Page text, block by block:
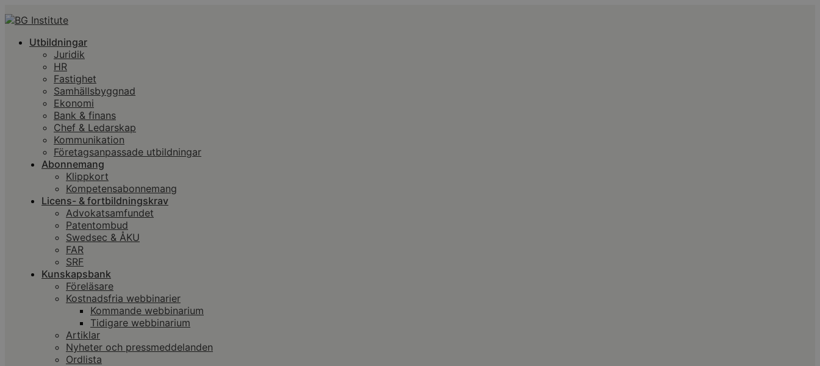
Utbildningar
Juridik
HR
Fastighet
Samhällsbyggnad
Ekonomi
Bank & finans
Chef & Ledarskap
Kommunikation
Företagsanpassade utbildningar
Abonnemang
Klippkort
Kompetensabonnemang
Licens- & fortbildningskrav
Advokatsamfundet
Patentombud
Swedsec & ÅKU
FAR
SRF
Kunskapsbank
Föreläsare
Kostnadsfria webbinarier
Kommande webbinarium
Tidigare webbinarium
Artiklar
Nyheter och pressmeddelanden
Ordlista